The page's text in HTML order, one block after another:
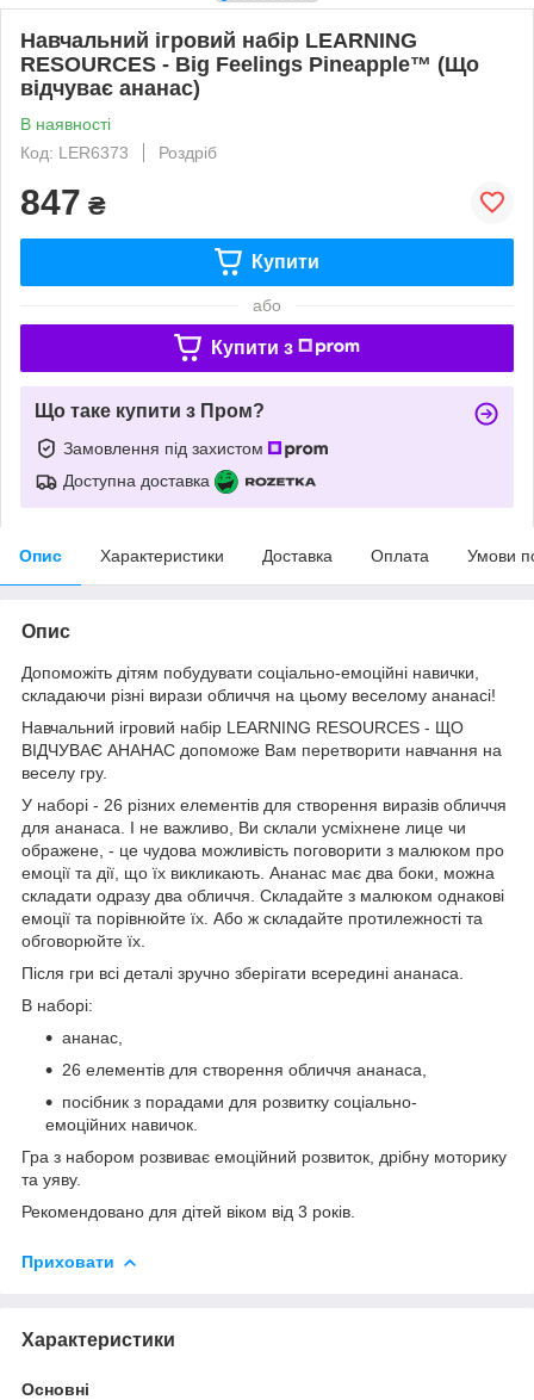
Навчальний ігровий набір LEARNING
RESOURCES - Big Feelings Pineapple™ (Що
відчуває ананас)
В наявності
Код: LER6373
Роздріб
847 ₴
Купити
або
Купити з
Що таке купити з Пром?
Замовлення під захистом
Доступна доставка
Опис Характеристики Доставка Оплата Умови
Опис
Допоможіть дітям побудувати соціально-емоційні навички,
складаючи різні вирази обличчя на цьому веселому ананасі!
Навчальний ігровий набір LEARNING RESOURCES - ЩО
ВІДЧУВАЄ АНАНАС допоможе Вам перетворити навчання на
веселу гру.
У наборі - 26 різних елементів для створення виразів обличчя
для ананаса. І не важливо, Ви склали усміхнене лице чи
ображене, - це чудова можливість поговорити з малюком про
емоції та дії, що їх викликають. Ананас має два боки, можна
складати одразу два обличчя. Складайте з малюком однакові
емоції та порівнюйте їх. Або ж складайте протилежності та
обговорюйте їх.
Після гри всі деталі зручно зберігати всередині ананаса.
В наборі:
ананас,
26 елементів для створення обличчя ананаса,
посібник з порадами для розвитку соціально-
емоційних навичок.
Гра з набором розвиває емоційний розвиток, дрібну моторику
та уяву.
Рекомендовано для дітей віком від 3 років.
Приховати
Характеристики
Основні